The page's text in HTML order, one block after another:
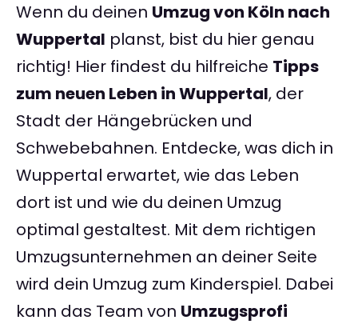
Wenn du deinen Umzug von Köln nach
Wuppertal planst, bist du hier genau
richtig! Hier findest du hilfreiche Tipps
zum neuen Leben in Wuppertal, der
Stadt der Hängebrücken und
Schwebebahnen. Entdecke, was dich in
Wuppertal erwartet, wie das Leben
dort ist und wie du deinen Umzug
optimal gestaltest. Mit dem richtigen
Umzugsunternehmen an deiner Seite
wird dein Umzug zum Kinderspiel. Dabei
kann das Team von Umzugsprofi